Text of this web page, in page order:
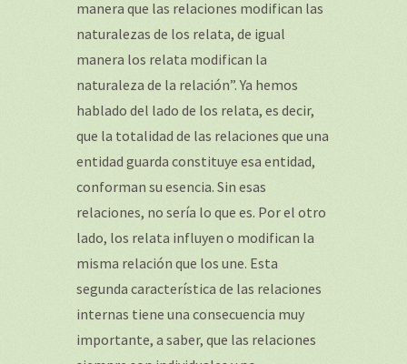
manera que las relaciones modifican las
naturalezas de los relata, de igual
manera los relata modifican la
naturaleza de la relación”. Ya hemos
hablado del lado de los relata, es decir,
que la totalidad de las relaciones que una
entidad guarda constituye esa entidad,
conforman su esencia. Sin esas
relaciones, no sería lo que es. Por el otro
lado, los relata influyen o modifican la
misma relación que los une. Esta
segunda característica de las relaciones
internas tiene una consecuencia muy
importante, a saber, que las relaciones